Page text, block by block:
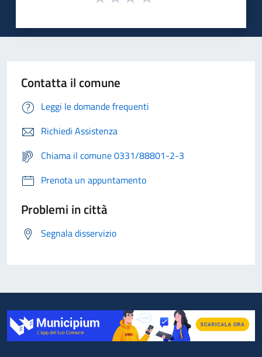
Contatta il comune
Leggi le domande frequenti
Richiedi Assistenza
Chiama il comune 0331/88801-2-3
Prenota un appuntamento
Problemi in città
Segnala disservizio